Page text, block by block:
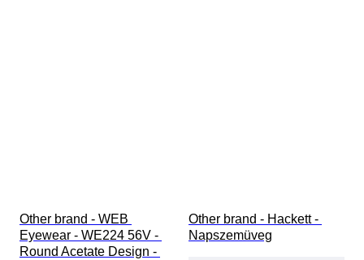
Other brand - WEB
Eyewear - WE224 56V -
Round Acetate Design -
Other brand - Hackett -
Napszemüveg